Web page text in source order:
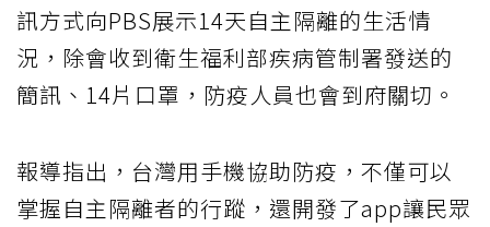
訊方式向PBS展示14天自主隔離的生活情
況，除會收到衛生福利部疾病管制署發送的
簡訊、14片口罩，防疫人員也會到府關切。
報導指出，台灣用手機協助防疫，不僅可以
掌握自主隔離者的行蹤，還開發了app讓民眾